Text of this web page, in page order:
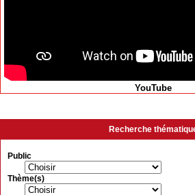
YouTube
Recherche
Public
Thème(s)